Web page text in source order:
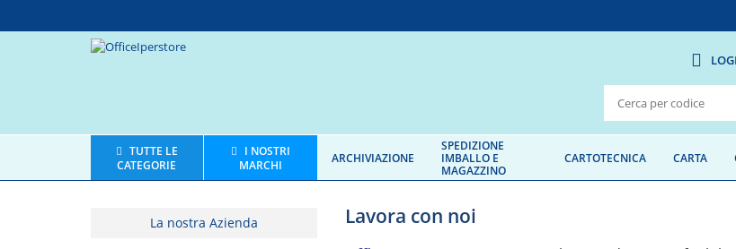
TUTTE LE
CATEGORIE
I NOSTRI
MARCHI
ARCHIVIAZIONE
SPEDIZIONE
IMBALLO E
MAGAZZINO
CARTOTECNICA CARTA
La nostra Azienda Lavora con noi